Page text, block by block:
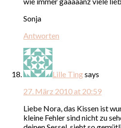
Sonja
Antworten
Lille Tingsays
27. März 2010 at 20:59
Liebe Nora, das Kissen ist
kleine Fehler sind nicht zu